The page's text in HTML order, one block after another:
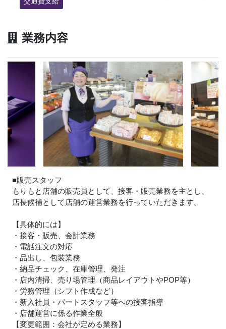
業務内容
■販売スタッフ
もりもと店舗の販売員として、接客・販売業務を主とし、
店長候補として店舗の運営業務を行っていただきます。
【具体的には】
・接客・販売、会計業務
・電話注文の対応
・品出し、包装業務
・納品チェック、在庫管理、発注
・店内清掃、売り場管理（商品レイアウトやPOP等）
・労務管理（シフト作成など）
・新入社員・パートスタッフ等への接客指導
・店舗運営に係る作業全般
【変更範囲：会社が定める業務】